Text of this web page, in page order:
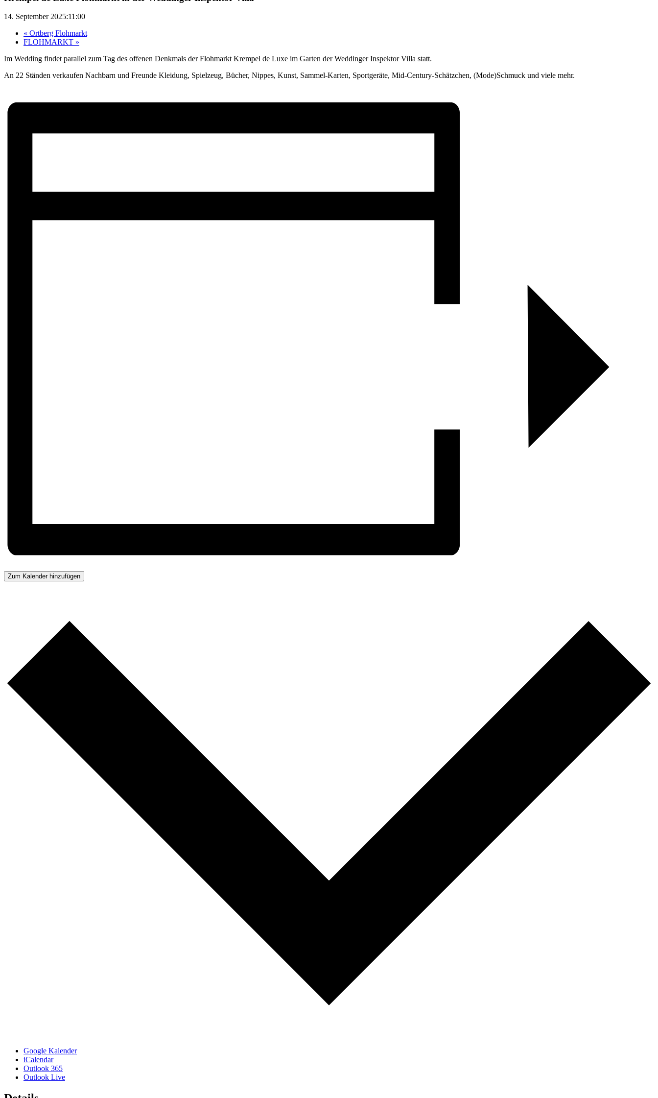
14. September 2025:11:00
« Ortberg Flohmarkt
FLOHMARKT »
Im Wedding findet parallel zum Tag des offenen Denkmals der Flohmarkt Krempel de Luxe im Garten der Weddinger Inspektor Villa statt.
An 22 Ständen verkaufen Nachbarn und Freunde Kleidung, Spielzeug, Bücher, Nippes, Kunst, Sammel-Karten, Sportgeräte, Mid-Century-Schätzchen, (Mode)Schmuck und viele mehr.
Zum Kalender hinzufügen
Google Kalender
iCalendar
Outlook 365
Outlook Live